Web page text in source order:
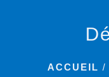
ACCUEIL